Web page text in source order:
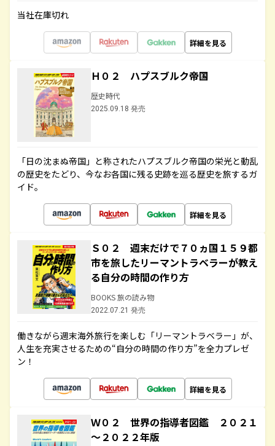
当社在庫切れ
詳細を見る
Ｈ０２ ハプスブルク帝国
歴史時代
2025.09.18 発売
「日の沈まぬ帝国」と称されたハプスブルク帝国の栄光と動乱
の歴史をたどり、今なお各国に残る史跡を巡る歴史を旅するガ
イド。
詳細を見る
Ｓ０２ 週末だけで７０ヵ国１５９都
市を旅したリーマントラベラーが教え
る自分の時間の作り方
BOOKS 旅の読み物
2022.07.21 発売
働きながら週末海外旅行を楽しむ「リーマントラベラー」が、
人生を充実させるための“自分の時間の作り方”を全力プレゼ
ン！
詳細を見る
Ｗ０２ 世界の指導者図鑑 ２０２１
～２０２２年版